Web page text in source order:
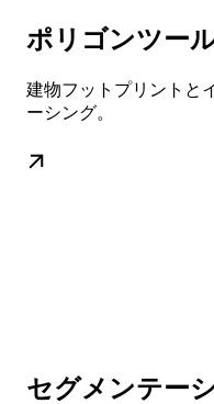
ポリゴンツー
建物フットプリントと
ーシング。
セグメンテー